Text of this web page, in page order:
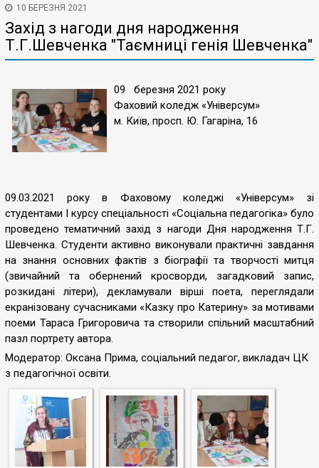
10 БЕРЕЗНЯ 2021
Захід з нагоди дня народження
Т.Г.Шевченка "Таємниці генія Шевченка"
09 березня 2021 року
Фаховий коледж «Універсум»
м. Київ, просп. Ю. Гагаріна, 16
09.03.2021 року в Фаховому коледжі «Універсум» зі
студентами І курсу спеціальності «Соціальна педагогіка» було
проведено тематичний захід з нагоди Дня народження Т.Г.
Шевченка. Студенти активно виконували практичні завдання
на знання основних фактів з біографії та творчості митця
(звичайний та обернений кросворди, загадковий запис,
розкидані літери), декламували вірші поета, переглядали
екранізовану сучасниками «Казку про Катерину» за мотивами
поеми Тараса Григоровича та створили спільний масштабний
пазл портрету автора.
Модератор: Оксана Прима, соціальний педагог, викладач ЦК
з педагогічної освіти.